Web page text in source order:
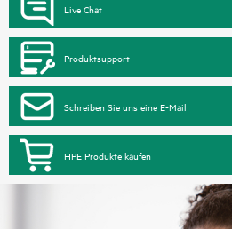
Live Chat
Produktsupport
Schreiben Sie uns eine E-Mail
HPE Produkte kaufen